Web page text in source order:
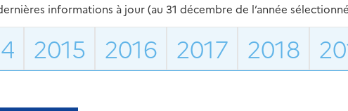
informations à jour (au 31 décembre de l’année
2015 2016 2017 2018